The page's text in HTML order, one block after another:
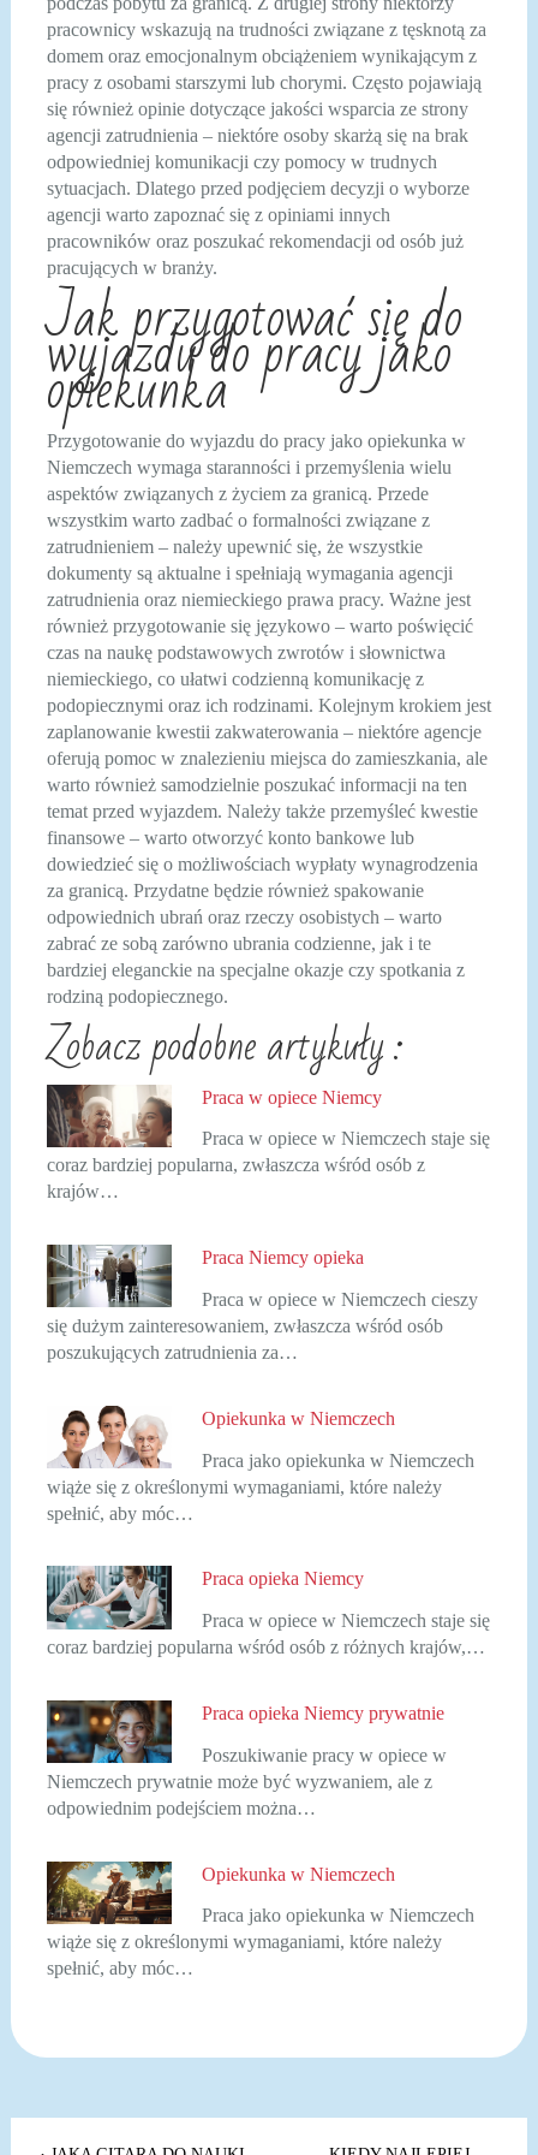
pracownicy wskazują na trudności związane z tęsknotą za
domem oraz emocjonalnym obciążeniem wynikającym z
pracy z osobami starszymi lub chorymi. Często pojawiają
się również opinie dotyczące jakości wsparcia ze strony
agencji zatrudnienia – niektóre osoby skarżą się na brak
odpowiedniej komunikacji czy pomocy w trudnych
sytuacjach. Dlatego przed podjęciem decyzji o wyborze
agencji warto zapoznać się z opiniami innych
pracowników oraz poszukać rekomendacji od osób już
pracujących w branży.
Jak przygotować się do
wyjazdu do pracy jako
opiekunka
Przygotowanie do wyjazdu do pracy jako opiekunka w
Niemczech wymaga staranności i przemyślenia wielu
aspektów związanych z życiem za granicą. Przede
wszystkim warto zadbać o formalności związane z
zatrudnieniem – należy upewnić się, że wszystkie
dokumenty są aktualne i spełniają wymagania agencji
zatrudnienia oraz niemieckiego prawa pracy. Ważne jest
również przygotowanie się językowo – warto poświęcić
czas na naukę podstawowych zwrotów i słownictwa
niemieckiego, co ułatwi codzienną komunikację z
podopiecznymi oraz ich rodzinami. Kolejnym krokiem jest
zaplanowanie kwestii zakwaterowania – niektóre agencje
oferują pomoc w znalezieniu miejsca do zamieszkania, ale
warto również samodzielnie poszukać informacji na ten
temat przed wyjazdem. Należy także przemyśleć kwestie
finansowe – warto otworzyć konto bankowe lub
dowiedzieć się o możliwościach wypłaty wynagrodzenia
za granicą. Przydatne będzie również spakowanie
odpowiednich ubrań oraz rzeczy osobistych – warto
zabrać ze sobą zarówno ubrania codzienne, jak i te
bardziej eleganckie na specjalne okazje czy spotkania z
rodziną podopiecznego.
Zobacz podobne artykuły :
Praca w opiece Niemcy
Praca w opiece w Niemczech staje się
coraz bardziej popularna, zwłaszcza wśród osób z
krajów…
Praca Niemcy opieka
Praca w opiece w Niemczech cieszy
się dużym zainteresowaniem, zwłaszcza wśród osób
poszukujących zatrudnienia za…
Opiekunka w Niemczech
Praca jako opiekunka w Niemczech
wiąże się z określonymi wymaganiami, które należy
spełnić, aby móc…
Praca opieka Niemcy
Praca w opiece w Niemczech staje się
coraz bardziej popularna wśród osób z różnych krajów,…
Praca opieka Niemcy prywatnie
Poszukiwanie pracy w opiece w
Niemczech prywatnie może być wyzwaniem, ale z
odpowiednim podejściem można…
Opiekunka w Niemczech
Praca jako opiekunka w Niemczech
wiąże się z określonymi wymaganiami, które należy
spełnić, aby móc…
Nawigacja